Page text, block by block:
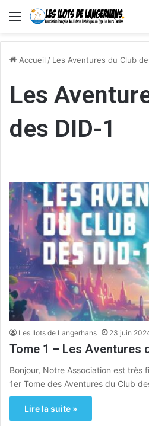
Menu
Accueil / Les Aventures du Club
Les
des DID-1
Les Ilots de Langerhans 23 juin
Tome 1 – Les Aventures
Bonjour, Notre Association est très
1er Tome des Aventures du Club
Lire la suite »